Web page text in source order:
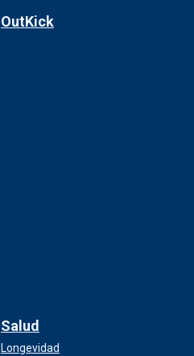
OutKick
Salud
Longevidad